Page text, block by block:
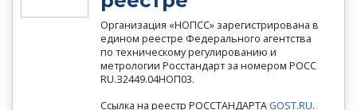
Организация «НОПСС» зарегистрирована в
едином реестре Федерального агентства
по техническому регулированию и
метрологии Росстандарт за номером РОСС
RU.З2449.04НОП03.
Ссылка на реестр РОССТАНДАРТА GOST.RU.